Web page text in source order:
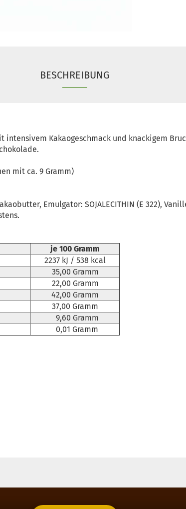
BESCHREIBUNG
Kakaogeschmack und knackigem
mit ca. 9 Gramm)
Emulgator: SOJALECITHIN (E 322),
je 100 Gramm
2237 kJ / 538 kcal
35,00 Gramm
22,00 Gramm
42,00 Gramm
37,00 Gramm
9,60 Gramm
0,01 Gramm